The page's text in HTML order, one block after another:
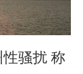
骚扰 称